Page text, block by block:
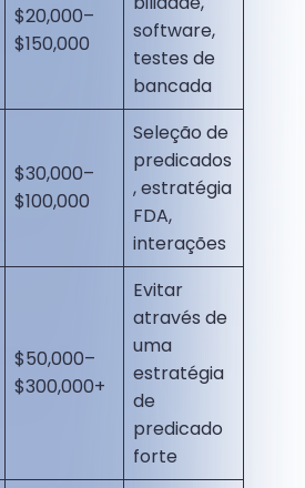
$20,000–
$150,000
software,
testes de
bancada
$30,000–
$100,000
Seleção de
predicados
, estratégia
FDA,
interações
$50,000–
$300,000+
Evitar
através de
uma
estratégia
de
predicado
forte